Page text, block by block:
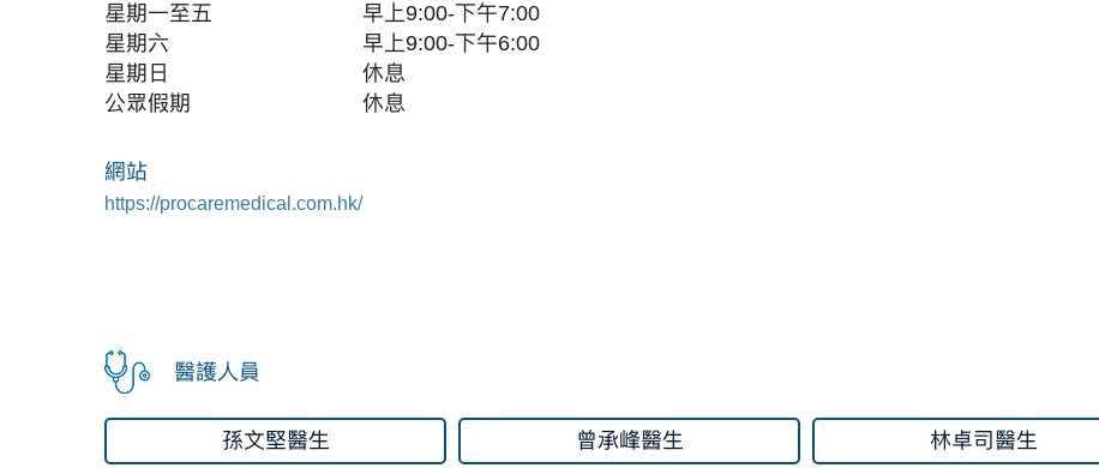
星期一至五
早上9:00-下午7:00
星期六
早上9:00-下午6:00
星期日
休息
公眾假期
休息
網站
https://procaremedical.com.hk/
醫護人員
孫文堅醫生 曾承峰醫生 林卓司醫生